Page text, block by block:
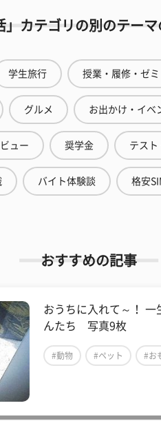
」カテゴリの別のテー
学生旅行 授業・履修・ゼミ
グルメ お出かけ・イベ
ュー 奨学金 テスト
バイト体験談 格安
おすすめの記事
おうちに入れて～！ 一
んたち 写真9枚
#動物 #ペット #お